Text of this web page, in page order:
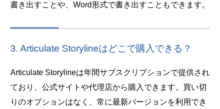
書き出すことや、Word形式で書き出すこともできます。
3. Articulate Storylineはどこで購入できる？
Articulate Storylineは年間サブスクリプションで提供され
ており、公式サイトや代理店から購入できます。買い切
りのオプションはなく、常に最新バージョンを利用でき